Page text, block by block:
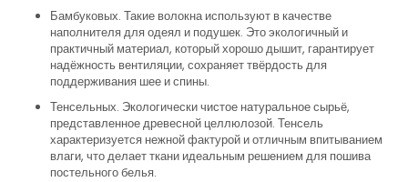
Бамбуковых. Такие волокна используют в качестве
наполнителя для одеял и подушек. Это экологичный и
практичный материал, который хорошо дышит, гарантирует
надёжность вентиляции, сохраняет твёрдость для
поддерживания шее и спины.
Тенсельных. Экологически чистое натуральное сырьё,
представленное древесной целлюлозой. Тенсель
характеризуется нежной фактурой и отличным впитыванием
влаги, что делает ткани идеальным решением для пошива
постельного белья.